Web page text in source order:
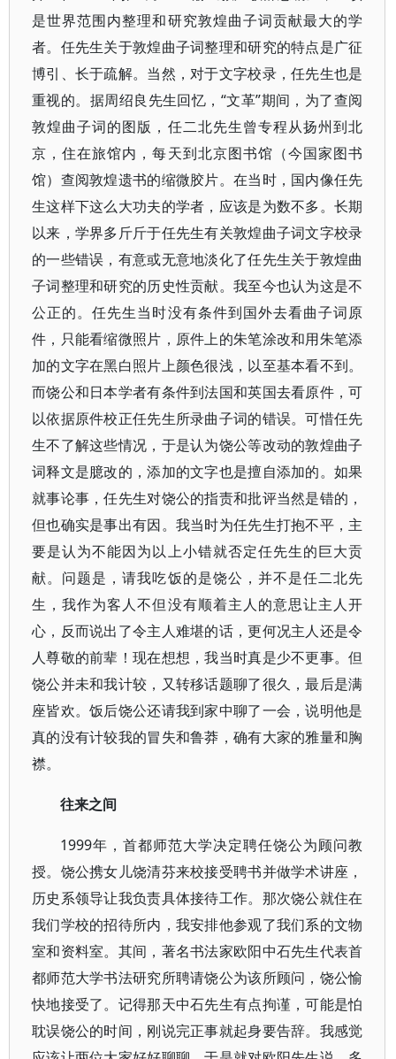
是世界范围内整理和研究敦煌曲子词贡献最大的学
者。任先生关于敦煌曲子词整理和研究的特点是广征
博引、长于疏解。当然，对于文字校录，任先生也是
重视的。据周绍良先生回忆，“文革”期间，为了查阅
敦煌曲子词的图版，任二北先生曾专程从扬州到北
京，住在旅馆内，每天到北京图书馆（今国家图书
馆）查阅敦煌遗书的缩微胶片。在当时，国内像任先
生这样下这么大功夫的学者，应该是为数不多。长期
以来，学界多斤斤于任先生有关敦煌曲子词文字校录
的一些错误，有意或无意地淡化了任先生关于敦煌曲
子词整理和研究的历史性贡献。我至今也认为这是不
公正的。任先生当时没有条件到国外去看曲子词原
件，只能看缩微照片，原件上的朱笔涂改和用朱笔添
加的文字在黑白照片上颜色很浅，以至基本看不到。
而饶公和日本学者有条件到法国和英国去看原件，可
以依据原件校正任先生所录曲子词的错误。可惜任先
生不了解这些情况，于是认为饶公等改动的敦煌曲子
词释文是臆改的，添加的文字也是擅自添加的。如果
就事论事，任先生对饶公的指责和批评当然是错的，
但也确实是事出有因。我当时为任先生打抱不平，主
要是认为不能因为以上小错就否定任先生的巨大贡
献。问题是，请我吃饭的是饶公，并不是任二北先
生，我作为客人不但没有顺着主人的意思让主人开
心，反而说出了令主人难堪的话，更何况主人还是令
人尊敬的前辈！现在想想，我当时真是少不更事。但
饶公并未和我计较，又转移话题聊了很久，最后是满
座皆欢。饭后饶公还请我到家中聊了一会，说明他是
真的没有计较我的冒失和鲁莽，确有大家的雅量和胸
襟。
往来之间
1999年，首都师范大学决定聘任饶公为顾问教
授。饶公携女儿饶清芬来校接受聘书并做学术讲座，
历史系领导让我负责具体接待工作。那次饶公就住在
我们学校的招待所内，我安排他参观了我们系的文物
室和资料室。其间，著名书法家欧阳中石先生代表首
都师范大学书法研究所聘请饶公为该所顾问，饶公愉
快地接受了。记得那天中石先生有点拘谨，可能是怕
耽误饶公的时间，刚说完正事就起身要告辞。我感觉